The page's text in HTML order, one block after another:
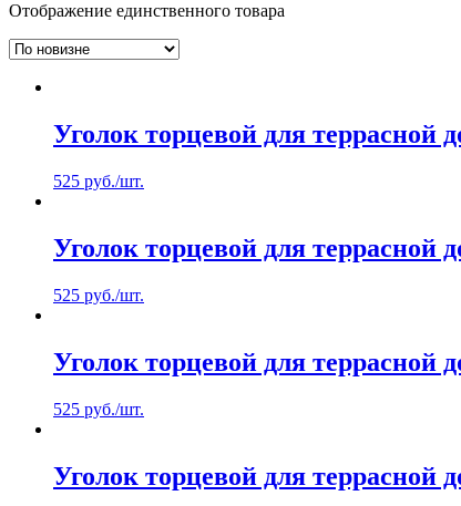
Отображение единственного товара
Уголок торцевой для террасной
525 руб./шт.
Уголок торцевой для террасной
525 руб./шт.
Уголок торцевой для террасной
525 руб./шт.
Уголок торцевой для террасной